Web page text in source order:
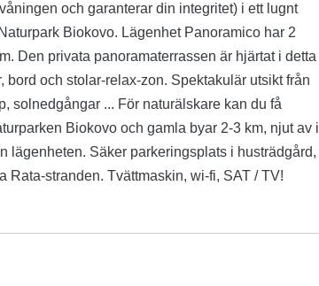
och garanterar din integritet) i ett lugnt
Biokovo. Lägenhet Panoramico har 2
Den privata panoramaterrassen är hjärtat i detta
och stolar-relax-zon. Spektakulär utsikt från
solnedgångar ... För naturälskare kan du få
Biokovo och gamla byar 2-3 km, njut av i
lägenheten. Säker parkeringsplats i husträdgård,
Rata-stranden. Tvättmaskin, wi-fi, SAT / TV!